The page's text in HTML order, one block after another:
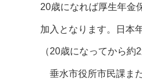
20歳になれば厚生年金
加入となります。日本
（20歳になってから
垂水市役所市民課ま